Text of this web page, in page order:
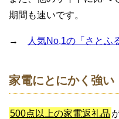
期間も速いです。
→ 人気No,1の「さとふ
家電にとにかく強い
500点以上の家電返礼品